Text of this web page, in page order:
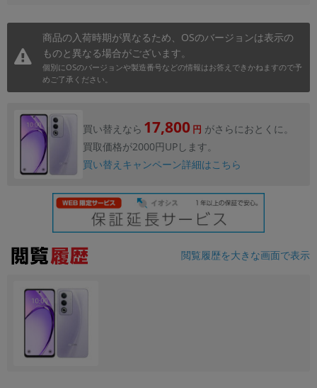
商品の入荷時期が異なるため、OSのバージョンは表示の
ものと異なる場合がございます。
個別にOSのバージョンや製造番号などの情報はお答えできかねますので予
めご了承ください。
買い替えなら 17,800 円 がさらにおとくに。
買取価格が2000円UPします。
買い替えキャンペーン詳細はこちら
閲覧履歴を大きな画面で表示
価格
年 月 から
年 月 まで
各項目のチェックボックスは「or検索」となります。
ただし機能別のみ「and検索」となります。